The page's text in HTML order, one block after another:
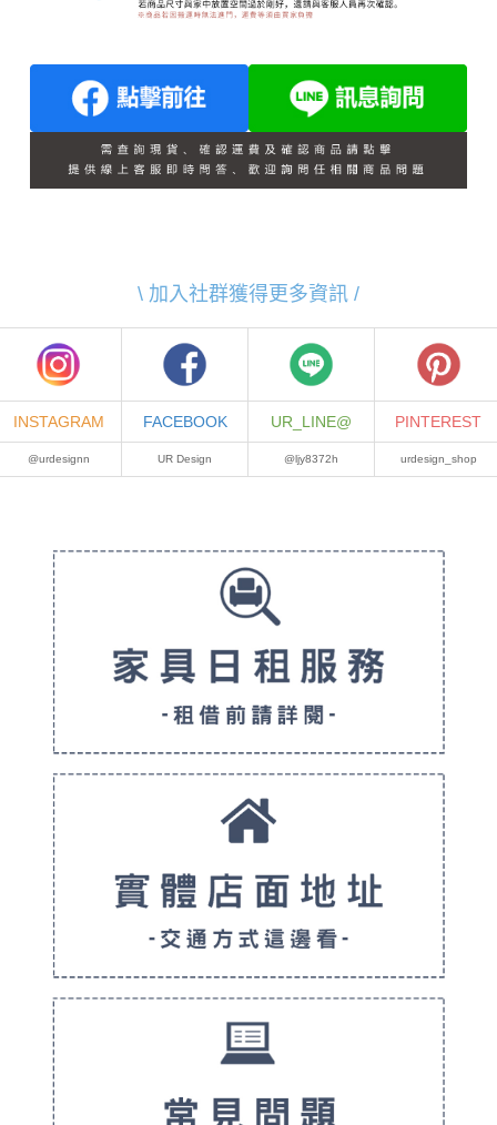
\ 加入社群獲得更多資訊 /
INSTAGRAM FACEBOOK UR_LINE@ PINTEREST
@urdesignn UR Design @ljy8372h urdesign_shop